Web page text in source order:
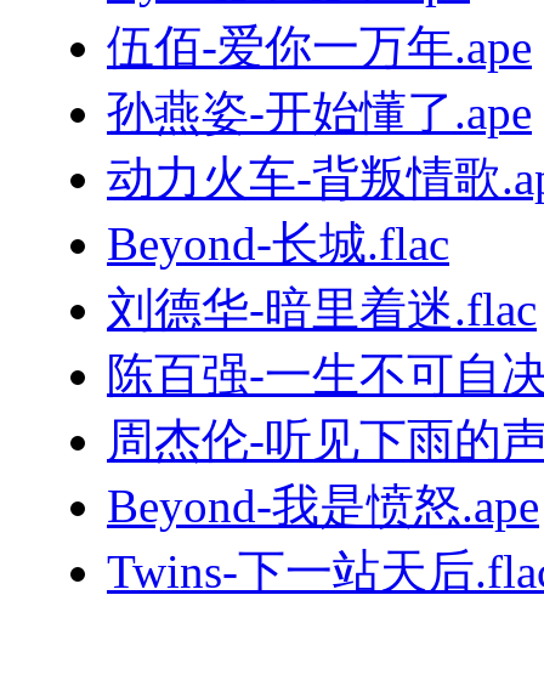
伍佰-爱你一万年.ape
孙燕姿-开始懂了.ape
动力火车-背叛情歌
Beyond-长城.flac
刘德华-暗里着迷.flac
陈百强-一生不可自
周杰伦-听见下雨的
Beyond-我是愤怒.ape
Twins-下一站天后